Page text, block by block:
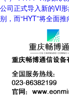
公司正式导入新的VI
别，而“HYT”将全面推